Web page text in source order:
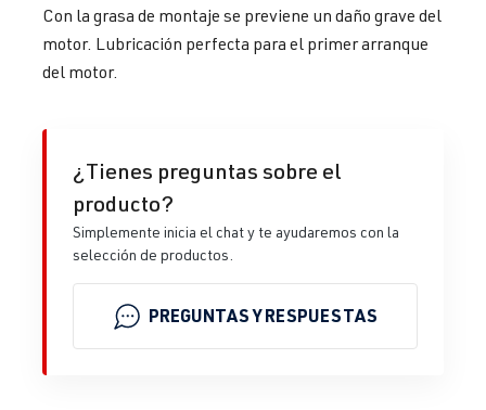
Con la grasa de montaje se previene un daño grave del
motor. Lubricación perfecta para el primer arranque
del motor.
¿Tienes preguntas sobre el
producto?
Simplemente inicia el chat y te ayudaremos con la
selección de productos.
PREGUNTAS Y RESPUESTAS